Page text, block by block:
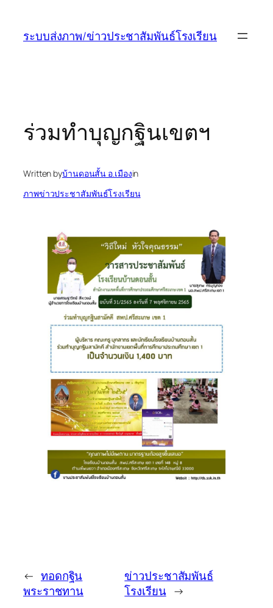
ระบบส่งภาพ/ข่าวประชาสัมพันธ์โรงเรียน
ร่วมทำบุญกฐินเขตฯ
Written byบ้านดอนสั้น อ.เมืองin
ภาพข่าวประชาสัมพันธ์โรงเรียน
← ทอดกฐิน
พระราชทาน
ข่าวประชาสัมพันธ์
โรงเรียน →